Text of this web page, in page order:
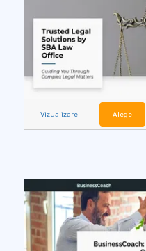
Vizualizare Alege